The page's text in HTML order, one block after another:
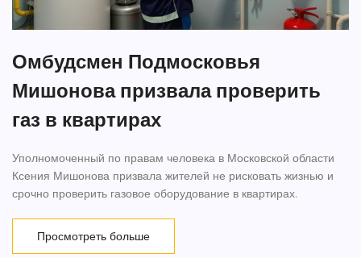
Омбудсмен Подмосковья
Мишонова призвала проверить
газ в квартирах
Уполномоченный по правам человека в Московской области
Ксения Мишонова призвала жителей не рисковать жизнью и
срочно проверить газовое оборудование в квартирах.
Просмотреть больше